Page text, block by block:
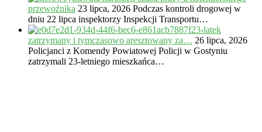
przewoźnika 23 lipca, 2026 Podczas kontroli drogowej w
dniu 22 lipca inspektorzy Inspekcji Transportu…
23-latek
zatrzymany i tymczasowo aresztowany za… 26 lipca, 2026
Policjanci z Komendy Powiatowej Policji w Gostyniu
zatrzymali 23-letniego mieszkańca…